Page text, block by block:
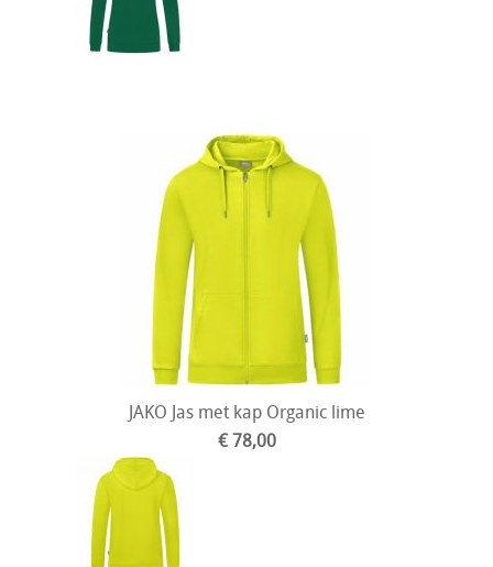
JAKO Jas met kap Organic lime
€ 78,00